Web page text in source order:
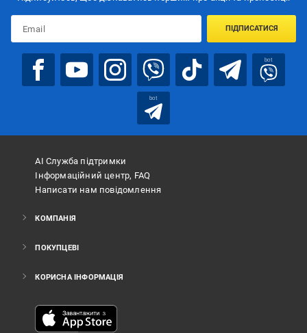
ПІДПИСАТИСЯ
bot
bot
АІ Служба підтримки
Інформаційний центр, FAQ
Написати нам повідомлення
КОМПАНІЯ
ПОКУПЦЕВІ
КОРИСНА ІНФОРМАЦІЯ